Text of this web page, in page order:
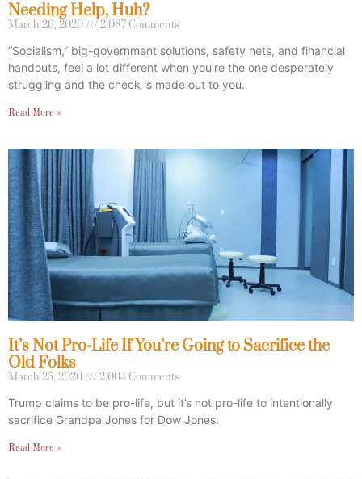
Needing Help, Huh?
March 26, 2020 2,087 Comments
“Socialism,” big-government solutions, safety nets, and financial
handouts, feel a lot different when you’re the one desperately
struggling and the check is made out to you.
Read More »
It’s Not Pro-Life If You’re Going to Sacrifice the
Old Folks
March 25, 2020 2,004 Comments
Trump claims to be pro-life, but it’s not pro-life to intentionally
sacrifice Grandpa Jones for Dow Jones.
Read More »